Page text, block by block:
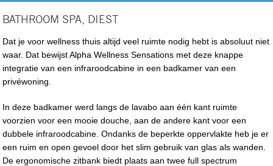
BATHROOM SPA, DIEST
Dat je voor wellness thuis altijd veel ruimte nodig hebt is absoluut niet
waar. Dat bewijst Alpha Wellness Sensations met deze knappe
integratie van een infraroodcabine in een badkamer van een
privéwoning.
In deze badkamer werd langs de lavabo aan één kant ruimte
voorzien voor een mooie douche, aan de andere kant voor een
dubbele infraroodcabine. Ondanks de beperkte oppervlakte heb je er
een ruim en open gevoel door het slim gebruik van glas als wanden.
De ergonomische zitbank biedt plaats aan twee full spectrum